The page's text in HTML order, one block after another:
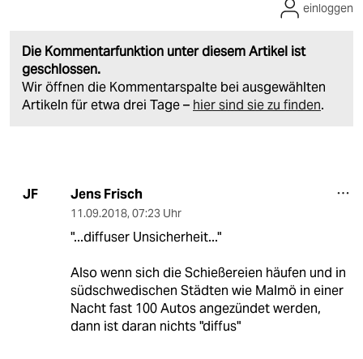
Die Kommentarfunktion unter diesem Artikel ist
geschlossen.
Wir öffnen die Kommentarspalte bei ausgewählten
Artikeln für etwa drei Tage – hier sind sie zu finden.
einloggen
JF Jens Frisch
11.09.2018, 07:23 Uhr
"...diffuser Unsicherheit..."
Also wenn sich die Schießereien häufen und in
südschwedischen Städten wie Malmö in einer
Nacht fast 100 Autos angezündet werden,
dann ist daran nichts "diffus"